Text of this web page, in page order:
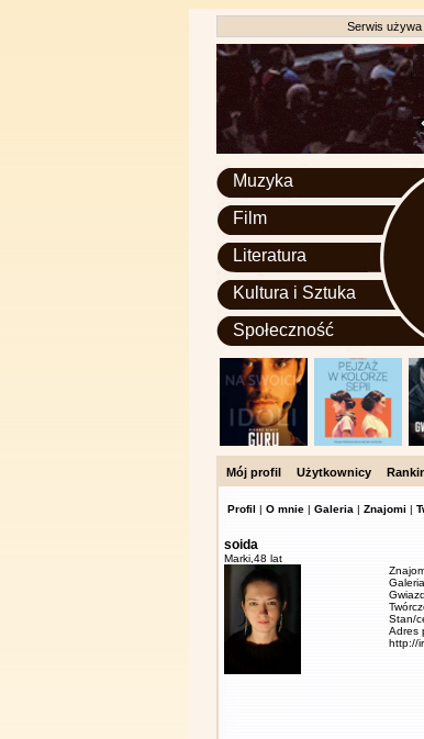
Serwis
Muzyka
Film
Literatura
Kultura i Sztuka
Społeczność
Mój profil Użytkownicy
Profil | O mnie | Galeria | Znajomi |
soida
Marki, 48 lat
Stan/
Adres
http://